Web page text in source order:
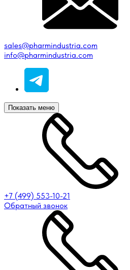
sales@pharmindustria.com
info@pharmindustria.com
Показать меню
+7 (499) 553-10-21
Обратный звонок